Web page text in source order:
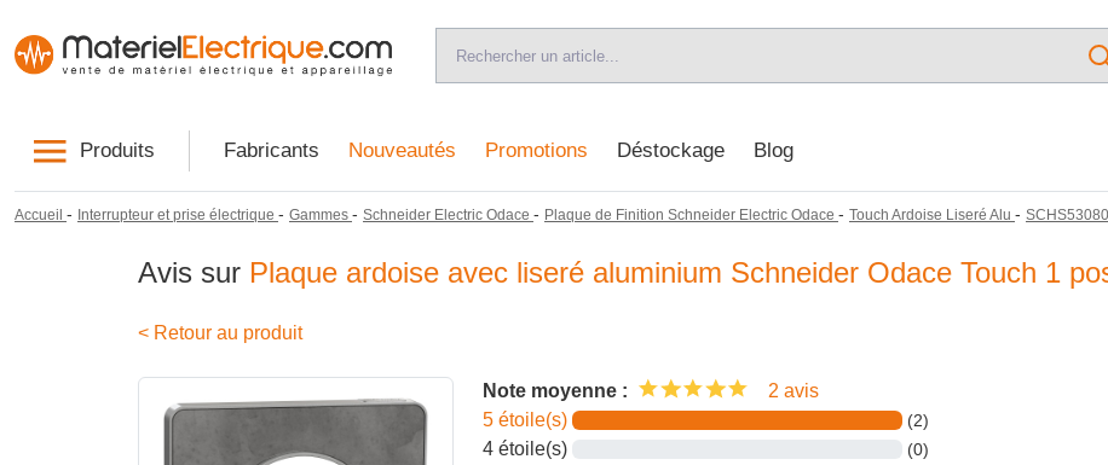
Produits Fabricants Nouveautés Promotions Déstockage Blog
Accueil - Interrupteur et prise électrique - Gammes - Schneider Electric Odace - Plaque de Finition Schneider Electric Odace - Touch Ardoise Liseré Alu -
Avis sur Plaque ardoise avec liseré aluminium Schneider Odace Touch 1
< Retour au produit
Note moyenne :
2 avis
5 étoile(s)
(2)
4 étoile(s) (0)